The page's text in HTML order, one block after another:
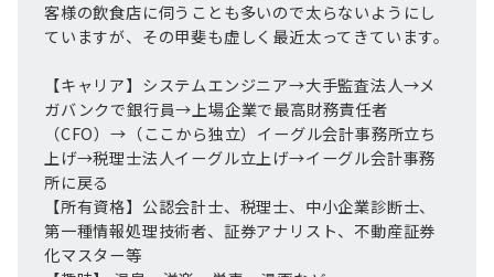
客様の飲食店に伺うことも多いので太らないようにし
ていますが、その甲斐も虚しく最近太ってきています。
【キャリア】システムエンジニア→大手監査法人→メ
ガバンクで銀行員→上場企業で最高財務責任者
（CFO）→（ここから独立）イーグル会計事務所立ち
上げ→税理士法人イーグル立上げ→イーグル会計事務
所に戻る
【所有資格】公認会計士、税理士、中小企業診断士、
第一種情報処理技術者、証券アナリスト、不動産証券
化マスター等